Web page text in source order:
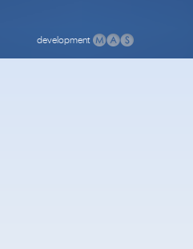
development